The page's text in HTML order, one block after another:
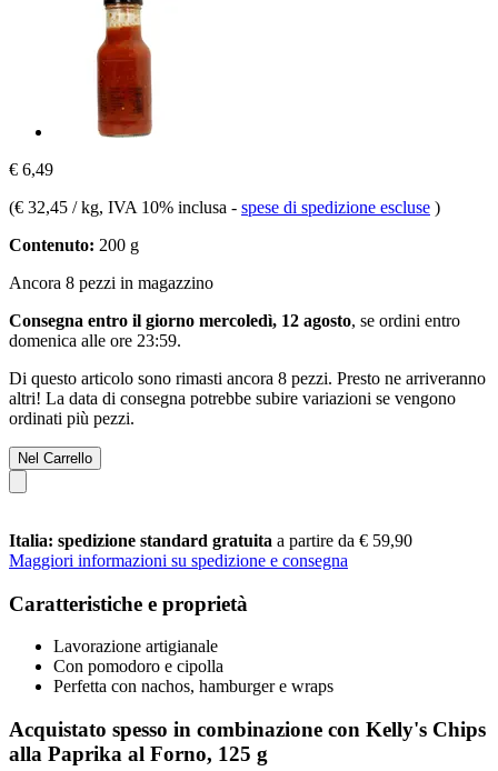
€ 6,49
(€ 32,45 / kg, IVA 10% inclusa - spese di spedizione escluse )
Contenuto: 200 g
Ancora 8 pezzi in magazzino
Consegna entro il giorno mercoledì, 12 agosto, se ordini entro
domenica alle ore 23:59.
Di questo articolo sono rimasti ancora 8 pezzi. Presto ne arriveranno
altri! La data di consegna potrebbe subire variazioni se vengono
ordinati più pezzi.
Nel Carrello
Italia: spedizione standard gratuita a partire da € 59,90
Maggiori informazioni su spedizione e consegna
Caratteristiche e proprietà
Lavorazione artigianale
Con pomodoro e cipolla
Perfetta con nachos, hamburger e wraps
Acquistato spesso in combinazione con Kelly's Chips
alla Paprika al Forno, 125 g